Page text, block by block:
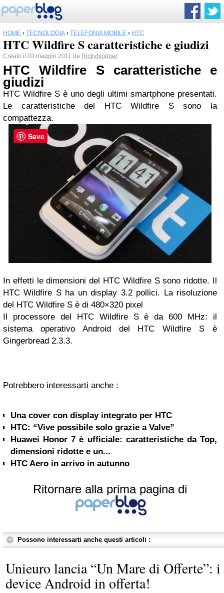
HOME › TECNOLOGIA › TELEFONIA MOBILE › HTC
HTC Wildfire S caratteristiche e giudizi
Creato il 03 maggio 2011 da Rickyblogger
HTC Wildfire S caratteristiche e
giudizi
HTC Wildfire S è uno degli ultimi smartphone presentati.
Le caratteristiche del HTC Wildfire S sono la
compattezza.
In effetti le dimensioni del HTC Wildfire S sono ridotte. Il
HTC Wildfire S ha un display 3.2 pollici. La risoluzione
del HTC Wildfire S è di 480×320 pixel
Il processore del HTC Wildfire S è da 600 MHz: il
sistema operativo Android del HTC Wildfire S è
Gingerbread 2.3.3.
Potrebbero interessarti anche :
Una cover con display integrato per HTC
HTC: “Vive possibile solo grazie a Valve”
Huawei Honor 7 è ufficiale: caratteristiche da Top,
dimensioni ridotte e un...
HTC Aero in arrivo in autunno
Ritornare alla prima pagina di
Possono interessarti anche questi articoli :
Unieuro lancia “Un Mare di Offerte”: i
device Android in offerta!
Save